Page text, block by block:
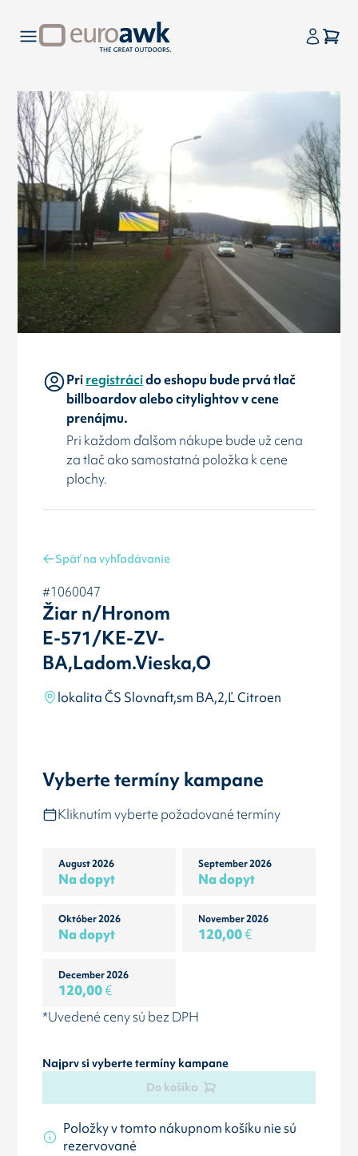
Priregistrácido eshopu bude prvá tlač
billboardov alebo citylightov v cene
prenájmu.
Pri každom ďalšom nákupe bude už cena
za tlač ako samostatná položka k cene
plochy.
Späť na vyhľadávanie
#1060047
Žiar n/Hronom
E-571/KE-ZV-
BA,Ladom.Vieska,O
lokalita ČS Slovnaft,sm BA,2,Ľ Citroen
Vyberte termíny kampane
Kliknutím vyberte požadované termíny
August 2026
Na dopyt
September 2026
Na dopyt
Október 2026
Na dopyt
November 2026
120,00€
December 2026
120,00€
*Uvedené ceny sú bez DPH
Najprv si vyberte termíny kampane
Do košíka
Položky v tomto nákupnom košíku nie sú
rezervované